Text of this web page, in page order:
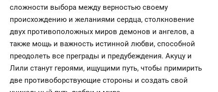
сложности выбора между верностью своему
происхождению и желаниями сердца, столкновение
двух противоположных миров демонов и ангелов, а
также мощь и важность истинной любви, способной
преодолеть все преграды и предубеждения. Акуцу и
Лили станут героями, ищущими путь, чтобы примирить
две противоборствующие стороны и создать свой